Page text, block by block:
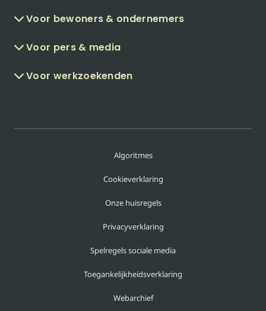
Voor bewoners & ondernemers
Voor pers & media
Voor werkzoekenden
Algoritmes
Cookieverklaring
Onze huisregels
Privacyverklaring
Spelregels sociale media
Toegankelijkheidsverklaring
Webarchief